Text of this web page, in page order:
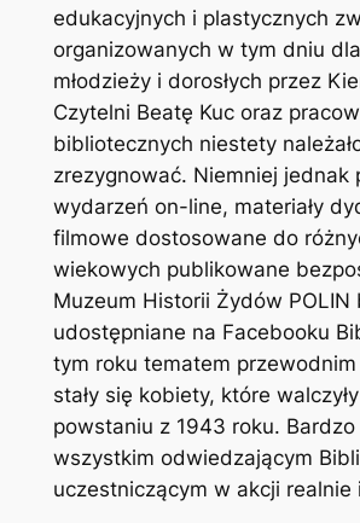
edukacyjnych i plastycznych
organizowanych w tym dniu
młodzieży i dorosłych przez
Czytelni Beatę Kuc oraz
bibliotecznych niestety
zrezygnować. Niemniej jednak
wydarzeń on-line, materiały
filmowe dostosowane do
wiekowych publikowane
Muzeum Historii Żydów POLIN
udostępniane na Facebooku
tym roku tematem
stały się kobiety, które
powstaniu z 1943 roku.
wszystkim odwiedzającym
uczestniczącym w akcji realnie